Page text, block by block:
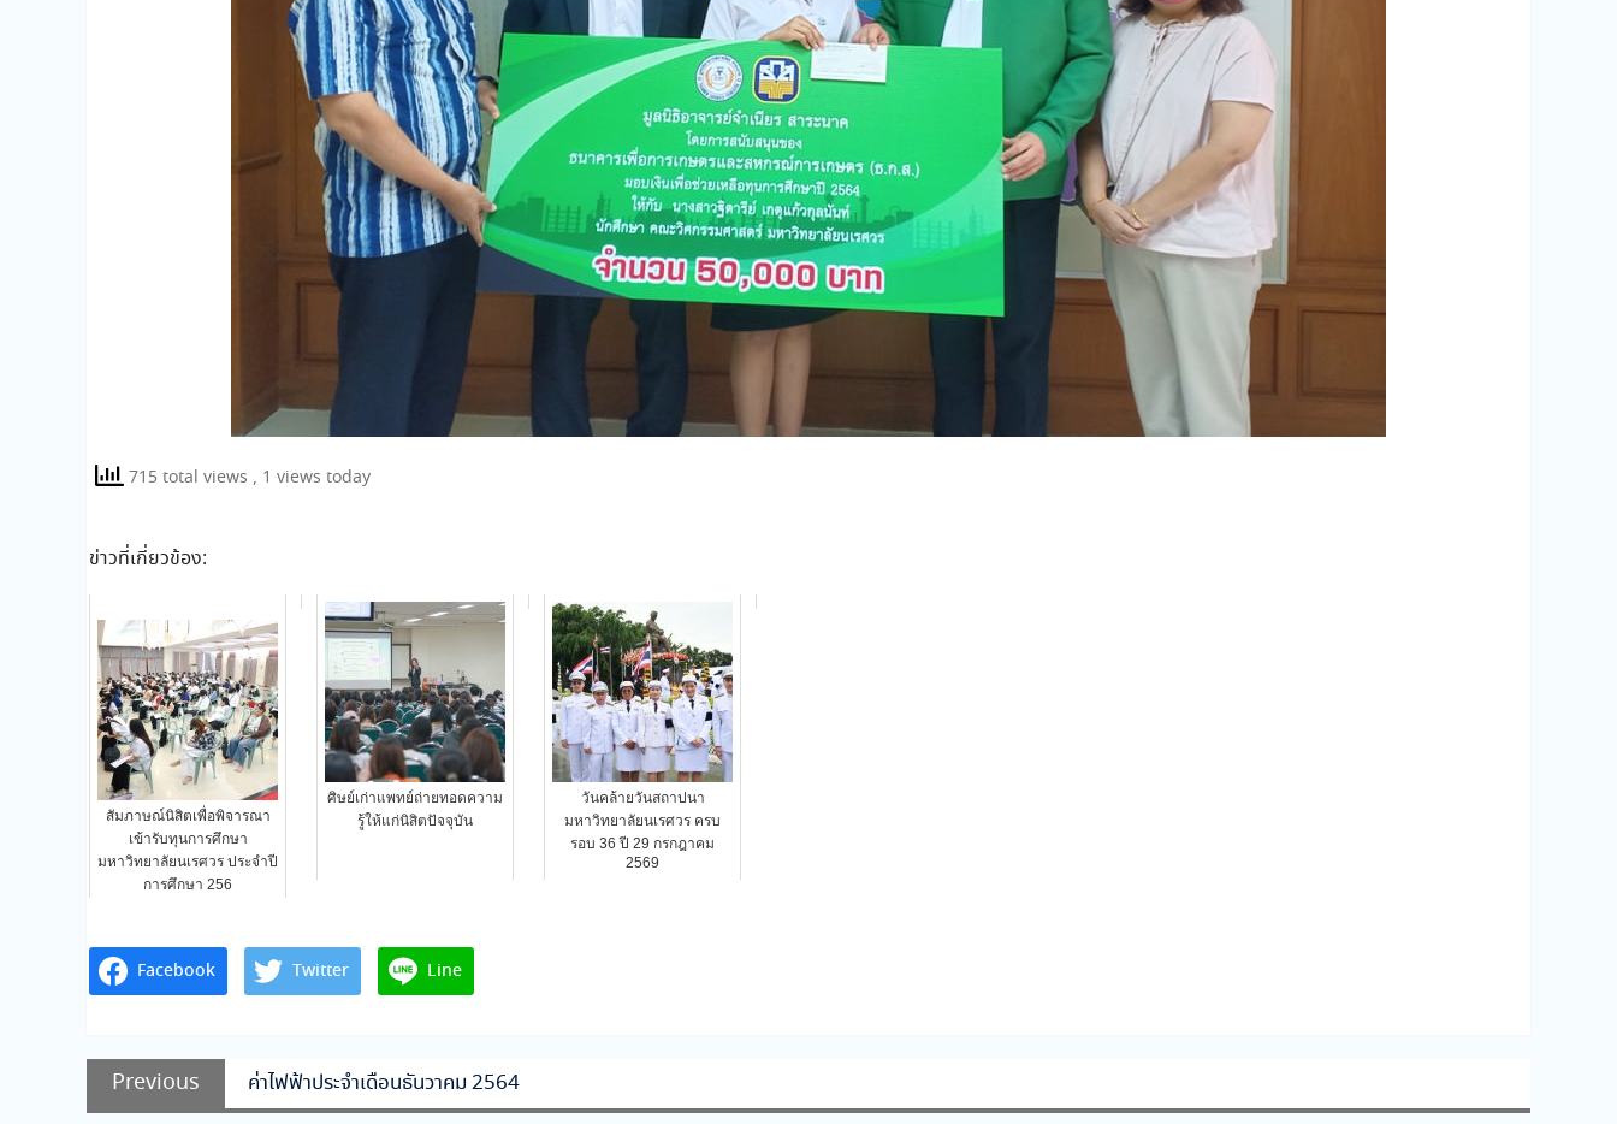
715 total views , 1 views today
ข่าวที่เกี่ยวข้อง:
สัมภาษณ์นิสิตเพื่อพิจารณา
เข้ารับทุนการศึกษา
มหาวิทยาลัยนเรศวร ประจำปี
การศึกษา 256
ศิษย์เก่าแพทย์ถ่ายทอดความ
รู้ให้แก่นิสิตปัจจุบัน
วันคล้ายวันสถาปนา
มหาวิทยาลัยนเรศวร ครบ
รอบ 36 ปี 29 กรกฎาคม
2569
Facebook Twitter Line
แนะแนว
เรื่อง
Previous
Previous
post:
ค่าไฟฟ้าประจำเดือนธันวาคม 2564